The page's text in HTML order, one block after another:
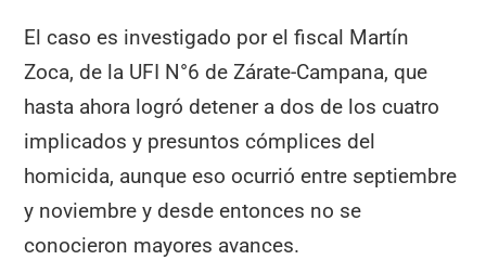
El caso es investigado por el fiscal Martín
Zoca, de la UFI N°6 de Zárate-Campana, que
hasta ahora logró detener a dos de los cuatro
implicados y presuntos cómplices del
homicida, aunque eso ocurrió entre septiembre
y noviembre y desde entonces no se
conocieron mayores avances.